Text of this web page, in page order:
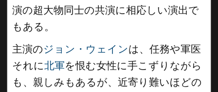
演の超大物同士の共演に相応しい演出で
もある。
主演のジョン・ウェインは、任務や軍医
それに北軍を恨む女性に手こずりながら
も、親しみもあるが、近寄り難いほどの